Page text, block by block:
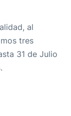
al
tres
31 de Julio